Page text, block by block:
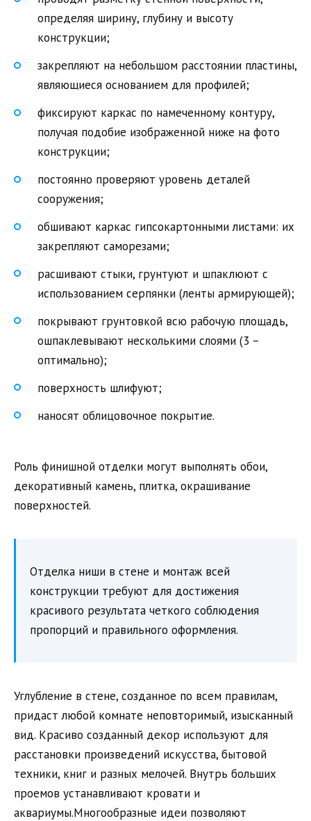
определяя ширину, глубину и высоту
конструкции;
закрепляют на небольшом расстоянии пластины,
являющиеся основанием для профилей;
фиксируют каркас по намеченному контуру,
получая подобие изображенной ниже на фото
конструкции;
постоянно проверяют уровень деталей
сооружения;
обшивают каркас гипсокартонными листами: их
закрепляют саморезами;
расшивают стыки, грунтуют и шпаклюют с
использованием серпянки (ленты армирующей);
покрывают грунтовкой всю рабочую площадь,
ошпаклевывают несколькими слоями (3 –
оптимально);
поверхность шлифуют;
наносят облицовочное покрытие.
Роль финишной отделки могут выполнять обои,
декоративный камень, плитка, окрашивание
поверхностей.
Отделка ниши в стене и монтаж всей
конструкции требуют для достижения
красивого результата четкого соблюдения
пропорций и правильного оформления.
Углубление в стене, созданное по всем правилам,
придаст любой комнате неповторимый, изысканный
вид. Красиво созданный декор используют для
расстановки произведений искусства, бытовой
техники, книг и разных мелочей. Внутрь больших
проемов устанавливают кровати и
аквариумы.Многообразные идеи позволяют